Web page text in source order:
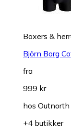
Boxers &
Björn Borg
fra
999 kr
hos Outnorth
+4 butikker